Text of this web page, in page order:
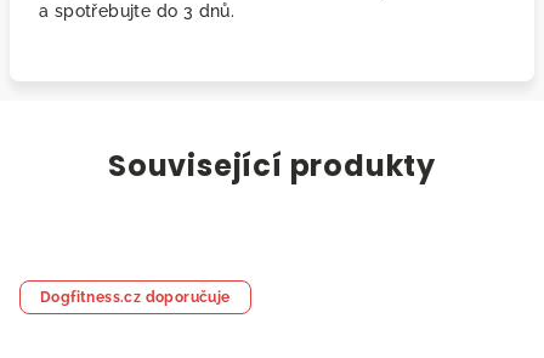
a spotřebujte do 3 dnů.
Související produkty
Dogfitness.cz doporučuje